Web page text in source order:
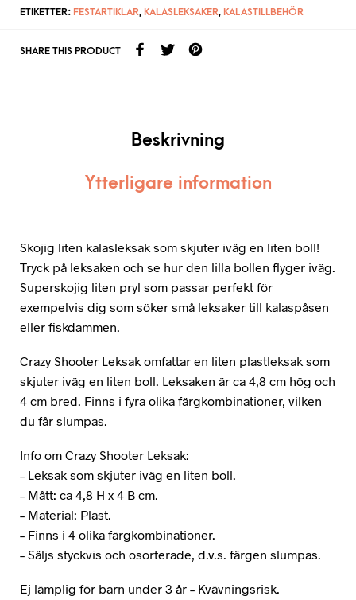
ETIKETTER: FESTARTIKLAR, KALASLEKSAKER, KALASTILLBEHÖR
SHARE THIS PRODUCT
Beskrivning
Ytterligare information
Skojig liten kalasleksak som skjuter iväg en liten boll!
Tryck på leksaken och se hur den lilla bollen flyger iväg.
Superskojig liten pryl som passar perfekt för
exempelvis dig som söker små leksaker till kalaspåsen
eller fiskdammen.
Crazy Shooter Leksak omfattar en liten plastleksak som
skjuter iväg en liten boll. Leksaken är ca 4,8 cm hög och
4 cm bred. Finns i fyra olika färgkombinationer, vilken
du får slumpas.
Info om Crazy Shooter Leksak:
– Leksak som skjuter iväg en liten boll.
– Mått: ca 4,8 H x 4 B cm.
– Material: Plast.
– Finns i 4 olika färgkombinationer.
– Säljs styckvis och osorterade, d.v.s. färgen slumpas.
Ej lämplig för barn under 3 år – Kvävningsrisk.